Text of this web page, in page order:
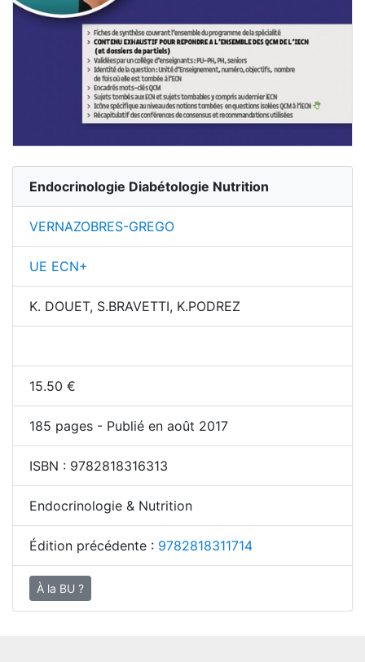
Endocrinologie Diabétologie Nutrition
VERNAZOBRES-GREGO
UE ECN+
K. DOUET, S.BRAVETTI, K.PODREZ
15.50 €
185 pages - Publié en août 2017
ISBN : 9782818316313
Endocrinologie & Nutrition
Édition précédente : 9782818311714
À la BU ?